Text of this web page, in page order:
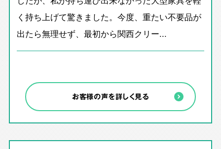
く持ち上げて驚きました。今度、重たい不要品が
出たら無理せず、最初から関西クリー...
お客様の声を詳しく見る